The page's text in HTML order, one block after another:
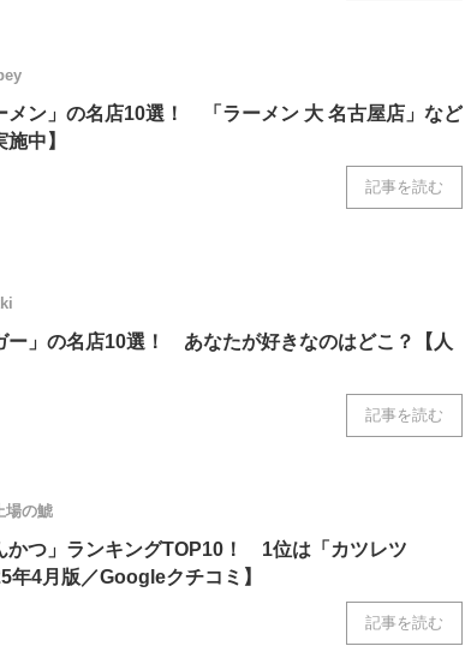
メン」の名店10選！ 「ラーメン 大 名古屋店」など
中】
記事を読む
ー」の名店10選！ あなたが好きなのはどこ？【人
記事を読む
場の鯱
かつ」ランキングTOP10！ 1位は「カツレツ
年4月版／Googleクチコミ】
記事を読む